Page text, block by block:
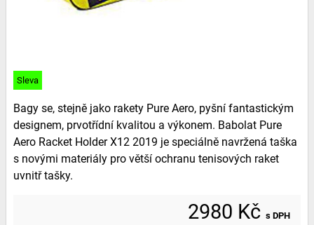
Sleva
Bagy se, stejně jako rakety Pure Aero, pyšní fantastickým
designem, prvotřídní kvalitou a výkonem. Babolat Pure
Aero Racket Holder X12 2019 je speciálně navržená taška
s novými materiály pro větší ochranu tenisových raket
uvnitř tašky.
2980 Kč s DPH